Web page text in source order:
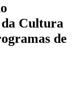
Cultura
de